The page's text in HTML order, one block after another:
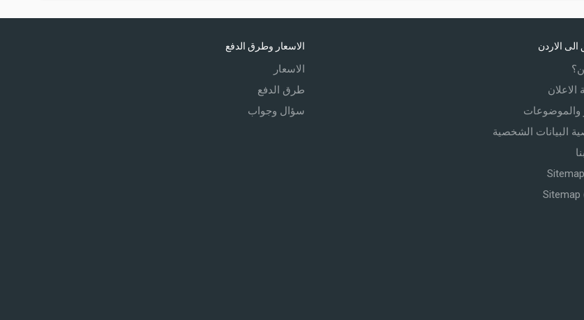
الى الاردن
والموضوعات
البيانات الشخصية
Sitemap
الاسعار وطرق الدفع
الاسعار
طرق الدفع
سؤال وجواب